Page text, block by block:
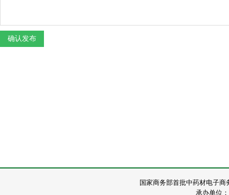
国家商务部首批中药材电子
承办单位